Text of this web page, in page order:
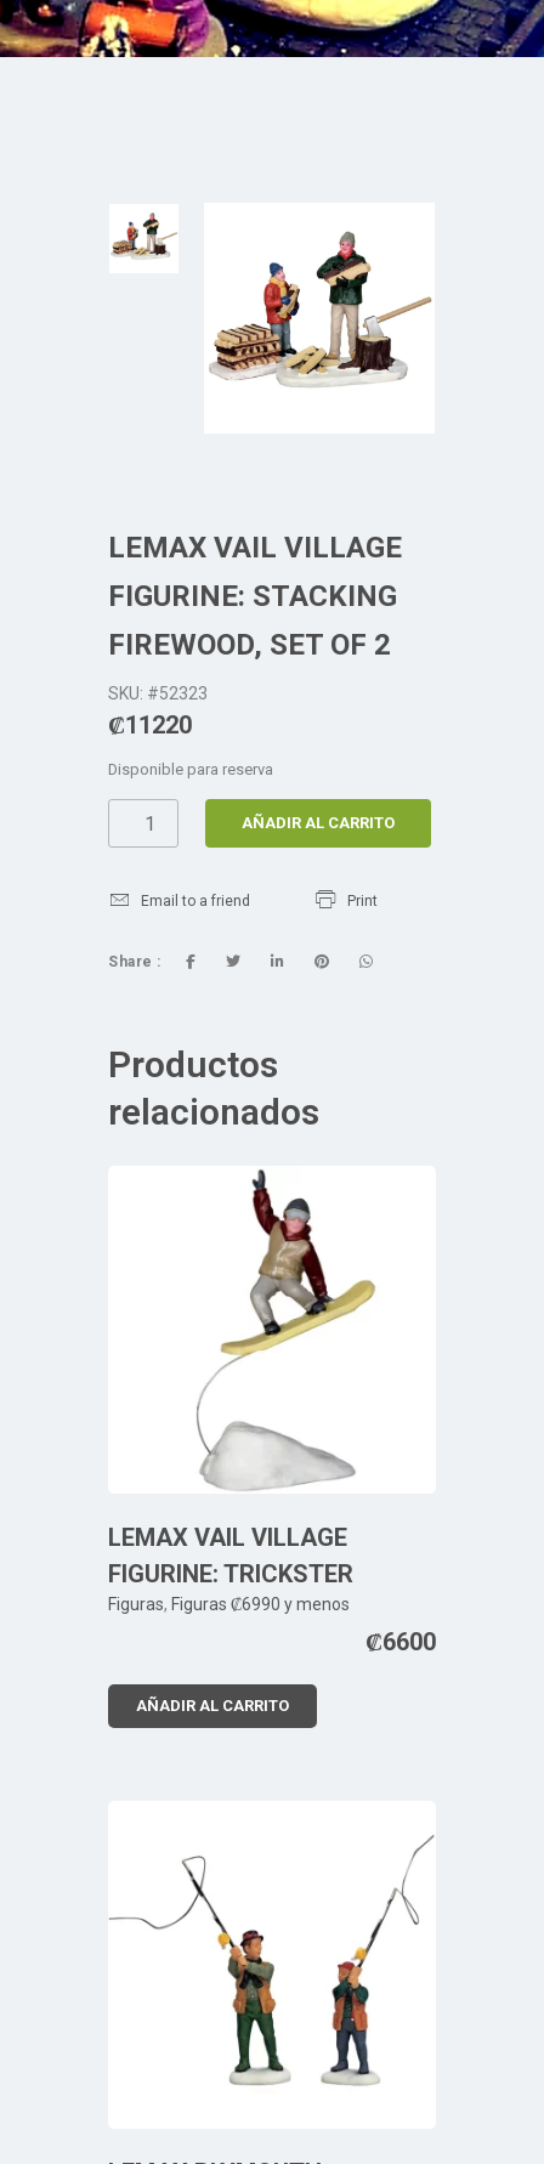
LEMAX VAIL VILLAGE
FIGURINE: STACKING
FIREWOOD, SET OF 2
SKU: #52323
₡11220
Disponible para reserva
AÑADIR AL CARRITO
Email to a friend Print
Share :
Productos
relacionados
LEMAX VAIL VILLAGE
FIGURINE: TRICKSTER
Figuras, Figuras ₡6990 y menos
₡6600
AÑADIR AL CARRITO